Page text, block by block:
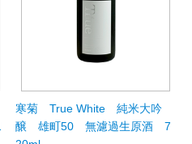
寒菊 True White 純米大吟
醸 雄町50 無濾過生原酒 7